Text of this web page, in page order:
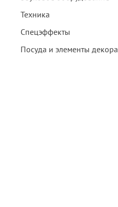
Техника
Спецэффекты
Посуда и элементы декора